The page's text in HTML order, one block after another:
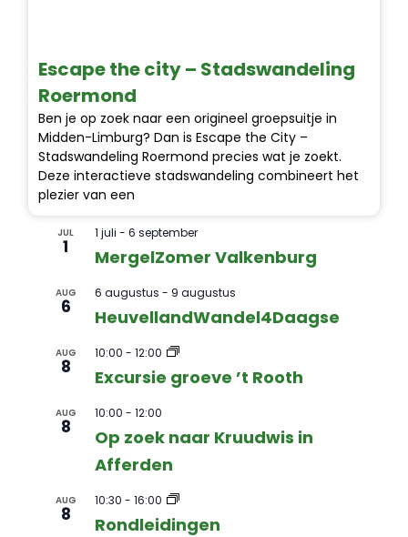
Escape the city – Stadswandeling
Roermond
Ben je op zoek naar een origineel groepsuitje in
Midden-Limburg? Dan is Escape the City –
Stadswandeling Roermond precies wat je zoekt.
Deze interactieve stadswandeling combineert het
plezier van een
JUL
1
1 juli - 6 september
MergelZomer Valkenburg
AUG
6
6 augustus - 9 augustus
HeuvellandWandel4Daagse
AUG
8
10:00 - 12:00
Excursie groeve ’t Rooth
AUG
8
10:00 - 12:00
Op zoek naar Kruudwis in
Afferden
AUG
8
10:30 - 16:00
Rondleidingen